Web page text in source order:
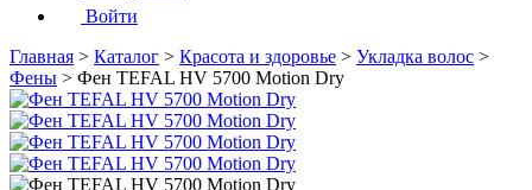
Войти
Главная > Каталог > Красота и здоровье > Укладка волос >
Фены > Фен TEFAL HV 5700 Motion Dry